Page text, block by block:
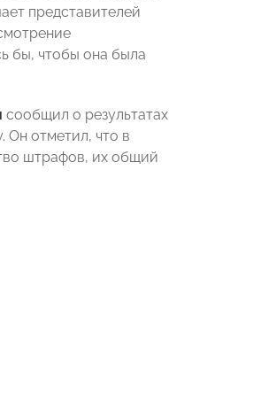
представителей
бы, чтобы она была
сообщил о результатах
Он отметил, что в
штрафов, их общий